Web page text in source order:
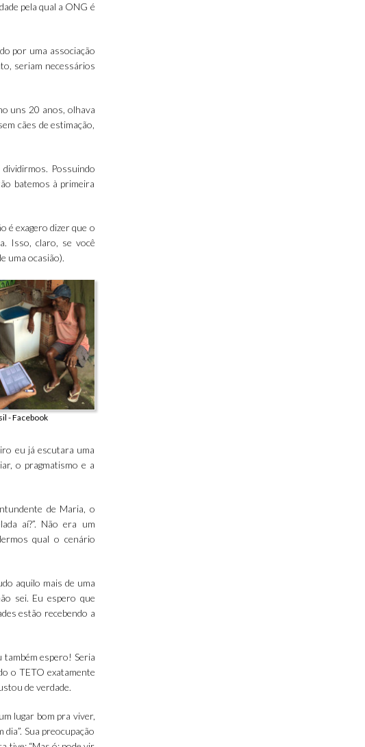
pela qual a ONG é
por uma associação
seriam necessários
uns 20 anos, olhava
cães de estimação,
Possuindo
batemos à primeira
é exagero dizer que o
Isso, claro, se você
uma ocasião).
- Facebook
eu já escutara uma
o pragmatismo e a
de Maria, o
aí?”. Não era um
qual o cenário
aquilo mais de uma
sei. Eu espero que
estão recebendo a
também espero! Seria
o TETO exatamente
de verdade.
lugar bom pra viver,
Sua preocupação